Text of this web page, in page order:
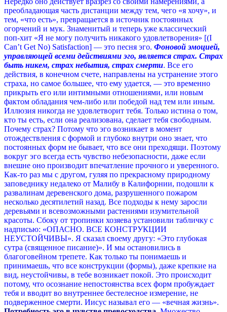
преобладающая часть дистанции между тем, чего «я хочу», и
тем, «что есть», превращается в источник постоянных
огорчений и мук. Знаменитый и теперь уже классический
поп-хит «Я не могу получить никакого удовлетворения» [(I
Can’t Get No) Satisfaction] — это песня эго. Фоновой эмоцией,
управляющей всеми действиями эго, является страх. Страх
быть никем, страх небытия, страх смерти. Все его
действия, в конечном счете, направлены на устранение этого
страха, но самое большее, что ему удается, — это временно
прикрыть его или интимными отношениями, или новым
фактом обладания чем-либо или победой над тем или иным.
Иллюзия никогда не удовлетворит тебя. Только истина о том,
кто ты есть, если она реализована, сделает тебя свободным.
Почему страх? Потому что эго возникает в момент
отождествления с формой и глубоко внутри оно знает, что
постоянных форм не бывает, что все они преходящи. Поэтому
вокруг эго всегда есть чувство небезопасности, даже если
внешне оно производит впечатление прочного и уверенного.
Как-то раз мы с другом, гуляя по прекрасному природному
заповеднику недалеко от Малибу в Калифорнии, подошли к
развалинам деревенского дома, разрушенного пожаром
несколько десятилетий назад. Все подходы к нему заросли
деревьями и всевозможными растениями изумительной
красоты. Сбоку от тропинки хозяева установили табличку с
надписью: «ОПАСНО. ВСЕ КОНСТРУКЦИИ
НЕУСТОЙЧИВЫ». Я сказал своему другу: «Это глубокая
сутра (священное писание)». И мы остановились в
благоговейном трепете. Как только ты понимаешь и
принимаешь, что все конструкции (формы), даже крепкие на
вид, неустойчивы, в тебе возникает покой. Это происходит
потому, что осознание непостоянства всех форм пробуждает
тебя и вводит во внутреннее бестелесное измерение, не
подверженное смерти. Иисус называл его — «вечная жизнь».